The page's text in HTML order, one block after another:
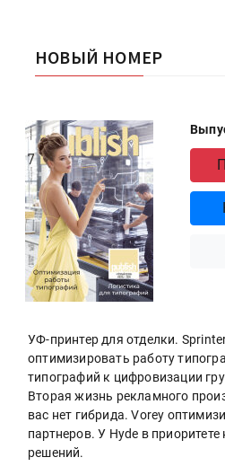
НОВЫЙ НОМЕР
УФ-принтер для отделки.
оптимизировать работу
типографий к цифровизации
Вторая жизнь рекламного
вас нет гибрида. Vorey
партнеров. У Hyde в
решений.